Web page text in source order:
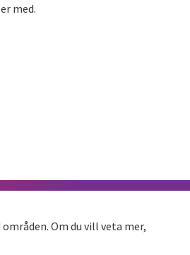
med.
Om du vill veta mer,